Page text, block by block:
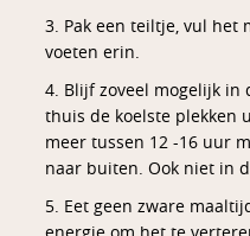
3. Pak een teiltje, vul het
voeten erin.
4. Blijf zoveel mogelijk in
thuis de koelste plekken
meer tussen 12 -16 uur
naar buiten. Ook niet in
5. Eet geen zware